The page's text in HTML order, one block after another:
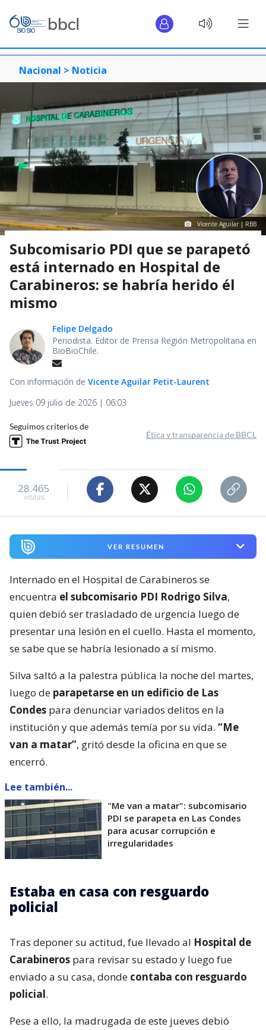
Nacional > Noticia
Vicente Aguilar | RBB
Subcomisario PDI que se parapetó
está internado en Hospital de
Carabineros: se habría herido él
mismo
Felipe Delgado
Periodista. Editor de Prensa Región Metropolitana en
BioBioChile.
Con información de Vicente Aguilar Petit-Laurent
Jueves 09 julio de 2026 | 06:03
Seguimos criterios de
Ética y transparencia de BBCL
28.465
visitas
VER RESUMEN
Internado en el Hospital de Carabineros se
encuentra el subcomisario PDI Rodrigo Silva,
quien debió ser trasladado de urgencia luego de
presentar una lesión en el cuello. Hasta el momento,
se sabe que se habría lesionado a sí mismo.
Silva saltó a la palestra pública la noche del martes,
luego de parapetarse en un edificio de Las
Condes para denunciar variados delitos en la
institución y que además temía por su vida. “Me
van a matar”, gritó desde la oficina en que se
encerró.
Lee también...
"Me van a matar": subcomisario
PDI se parapeta en Las Condes
para acusar corrupción e
irregularidades
Estaba en casa con resguardo
policial
Tras deponer su actitud, fue llevado al Hospital de
Carabineros para revisar su estado y luego fue
enviado a su casa, donde contaba con resguardo
policial.
Pese a ello, la madrugada de este jueves debió